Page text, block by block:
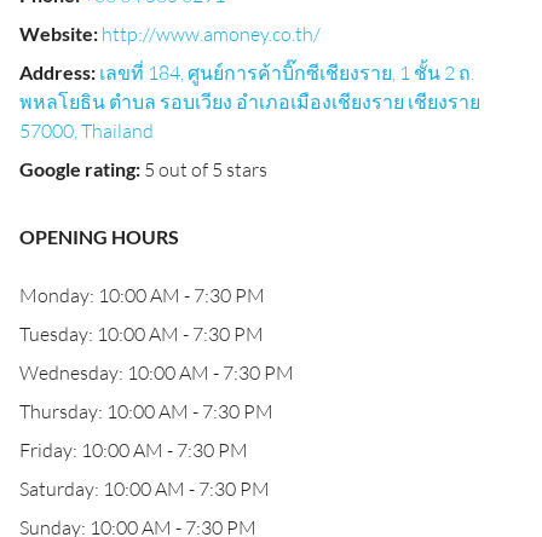
Website: http://www.amoney.co.th/
Address: เลขที่ 184, ศูนย์การค้าบิ๊กซีเชียงราย, 1 ชั้น 2 ถ.
พหลโยธิน ตำบล รอบเวียง อำเภอเมืองเชียงราย เชียงราย
57000, Thailand
Google rating: 5 out of 5 stars
OPENING HOURS
Monday: 10:00 AM - 7:30 PM
Tuesday: 10:00 AM - 7:30 PM
Wednesday: 10:00 AM - 7:30 PM
Thursday: 10:00 AM - 7:30 PM
Friday: 10:00 AM - 7:30 PM
Saturday: 10:00 AM - 7:30 PM
Sunday: 10:00 AM - 7:30 PM